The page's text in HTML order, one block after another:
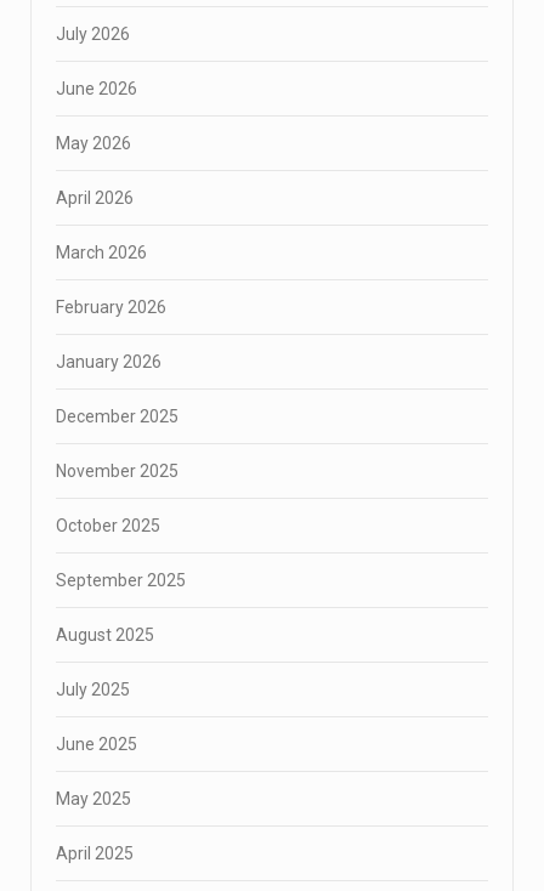
July 2026
June 2026
May 2026
April 2026
March 2026
February 2026
January 2026
December 2025
November 2025
October 2025
September 2025
August 2025
July 2025
June 2025
May 2025
April 2025